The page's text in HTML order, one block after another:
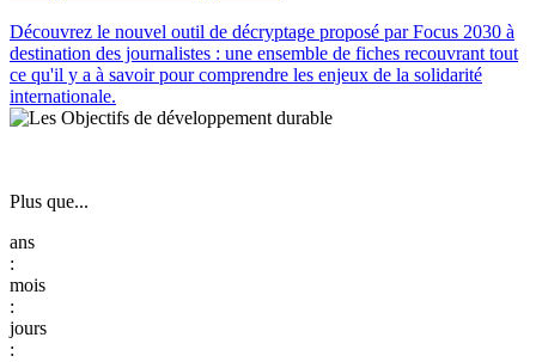
Découvrez le nouvel outil de décryptage proposé par Focus 2030 à
destination des journalistes : une ensemble de fiches recouvrant tout
ce qu'il y a à savoir pour comprendre les enjeux de la solidarité
internationale.
Plus que...
:
:
: